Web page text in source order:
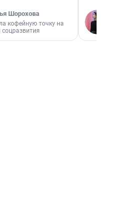
Шорохова
кофейную точку на
соцразвития